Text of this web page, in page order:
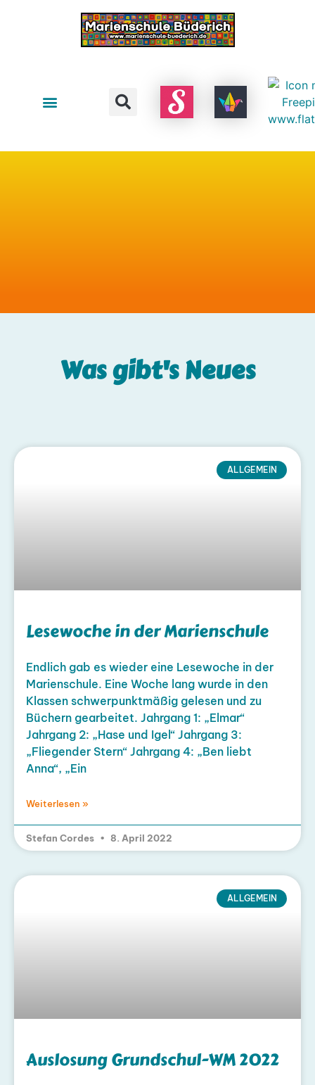
Was gibt'sNeues
ALLGEMEIN
Lesewoche in der Marienschule
Endlich gab es wieder eine Lesewoche in der
Marienschule. Eine Woche lang wurde in den
Klassen schwerpunktmäßig gelesen und zu
Büchern gearbeitet. Jahrgang 1: „Elmar“
Jahrgang 2: „Hase und Igel“ Jahrgang 3:
„Fliegender Stern“ Jahrgang 4: „Ben liebt
Anna“, „Ein
Weiterlesen »
Stefan Cordes 8. April 2022
ALLGEMEIN
Auslosung Grundschul-WM 2022